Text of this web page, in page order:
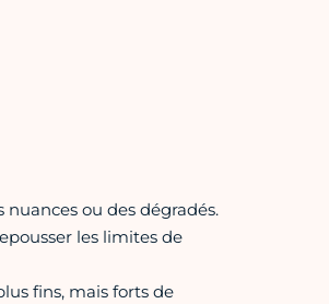
ou des dégradés.
les limites de
fins, mais forts de